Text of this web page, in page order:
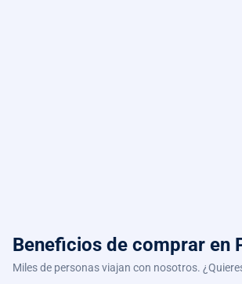
Beneficios de comprar en
Miles de personas viajan con nosotros.